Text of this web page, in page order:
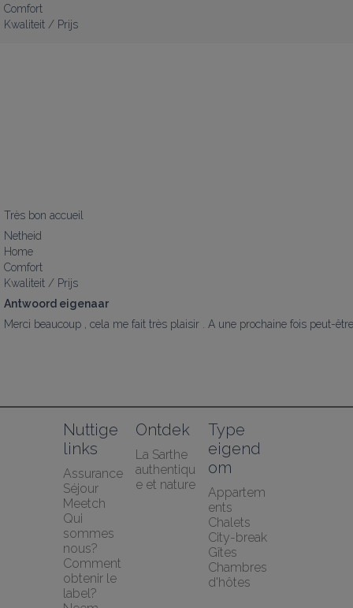
Comfort
Kwaliteit / Prijs
Très bon accueil
Netheid
Home
Comfort
Kwaliteit / Prijs
Antwoord eigenaar
Merci beaucoup , cela me fait très plaisir . A une prochaine fois peut-
Nuttige
links
Assurance
Séjour
Meetch
Qui
sommes
nous?
Comment
obtenir le
label?
Ontdek
La Sarthe
authentiqu
e et nature
Type
eigend
om
Appartem
ents
Chalets
City-break
Gîtes
Chambres
d'hôtes